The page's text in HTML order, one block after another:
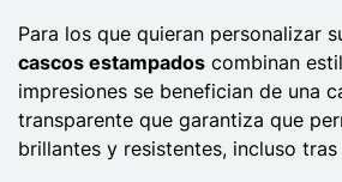
Para los que quieran personalizar
cascos estampados combinan
impresiones se benefician de una
transparente que garantiza que
brillantes y resistentes, incluso